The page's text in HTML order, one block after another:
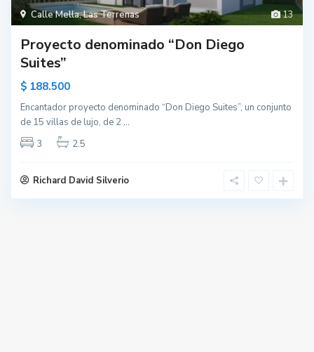
13
Calle Mella,Las Terrenas
Proyecto denominado “Don Diego
Suites”
$ 188.500
Encantador proyecto denominado “Don Diego Suites”, un conjunto
de 15 villas de lujo, de 2...
3
2.5
Richard David Silverio